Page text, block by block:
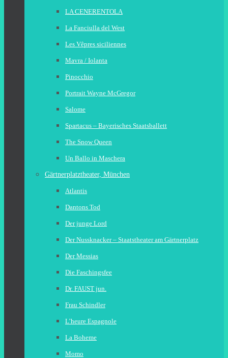
LA CENERENTOLA
La Fanciulla del West
Les Vêpres siciliennes
Mavra / Iolanta
Pinocchio
Portrait Wayne McGregor
Salome
Spartacus – Bayerisches Staatsballett
The Snow Queen
Un Ballo in Maschera
Gärtnerplatztheater, München
Atlantis
Dantons Tod
Der junge Lord
Der Nussknacker – Staatstheater am Gärtnerplatz
Der Messias
Die Faschingsfee
Dr. FAUST jun.
Frau Schindler
L’heure Espagnole
La Boheme
Momo